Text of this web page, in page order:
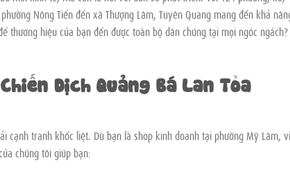
Nông Tiến đến xã Thượng Lâm, Tuyên Quang mang đến khả
thương hiệu của bạn đến được toàn bộ dân chúng tại mọi ngóc ngách?
Dịch Quảng Bá Lan Tỏa
cạnh tranh khốc liệt. Dù bạn là shop kinh doanh tại phường Mỹ Lâm,
chúng tôi giúp bạn: